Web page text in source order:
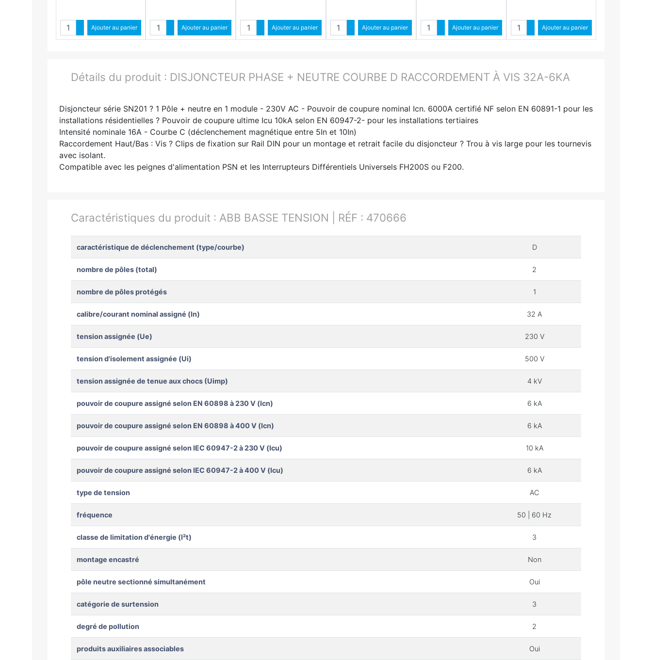
Quantité
Augmenter quantité
Diminuer quantité
Ajouter au panier Quantité
Augmenter quantité
Diminuer quantité
Ajouter au panier Quantité
Augmenter quantité
Diminuer quantité
Ajouter au panier Quantité
Augmenter quantité
Diminuer quantité
Ajouter au panier Quantité
Augmenter quantité
Diminuer quantité
Ajouter au panier Quantité
Augmenter quantité
Diminuer quantité
Ajouter au panier
Détails du produit : DISJONCTEUR PHASE + NEUTRE COURBE D RACCORDEMENT À VIS 32A-6KA
Disjoncteur série SN201 ? 1 Pôle + neutre en 1 module - 230V AC - Pouvoir de coupure nominal Icn. 6000A certifié NF selon EN 60891-1 pour les
installations résidentielles ? Pouvoir de coupure ultime Icu 10kA selon EN 60947-2- pour les installations tertiaires
Intensité nominale 16A - Courbe C (déclenchement magnétique entre 5In et 10In)
Raccordement Haut/Bas : Vis ? Clips de fixation sur Rail DIN pour un montage et retrait facile du disjoncteur ? Trou à vis large pour les tournevis
avec isolant.
Compatible avec les peignes d'alimentation PSN et les Interrupteurs Différentiels Universels FH200S ou F200.
Caractéristiques du produit : ABB BASSE TENSION | RÉF : 470666
caractéristique de déclenchement (type/courbe) D
nombre de pôles (total) 2
nombre de pôles protégés 1
calibre/courant nominal assigné (In) 32 A
tension assignée (Ue) 230 V
tension d'isolement assignée (Ui) 500 V
tension assignée de tenue aux chocs (Uimp) 4 kV
pouvoir de coupure assigné selon EN 60898 à 230 V (Icn) 6 kA
pouvoir de coupure assigné selon EN 60898 à 400 V (Icn) 6 kA
pouvoir de coupure assigné selon IEC 60947-2 à 230 V (Icu) 10 kA
pouvoir de coupure assigné selon IEC 60947-2 à 400 V (Icu) 6 kA
type de tension AC
fréquence 50 | 60 Hz
classe de limitation d'énergie (I²t) 3
montage encastré Non
pôle neutre sectionné simultanément Oui
catégorie de surtension 3
degré de pollution 2
produits auxiliaires associables Oui